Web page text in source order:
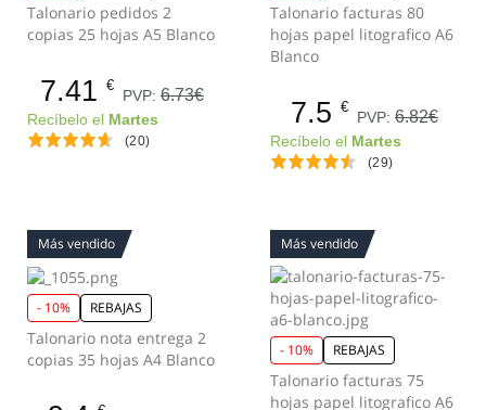
Talonario pedidos 2
copias 25 hojas A5 Blanco
7.41 €
PVP: 6.73€
Recíbelo el Martes
(20)
Talonario facturas 80
hojas papel litografico A6
Blanco
7.5 €
PVP: 6.82€
Recíbelo el Martes
(29)
Más vendido
- 10% REBAJAS
Talonario nota entrega 2
copias 35 hojas A4 Blanco
Más vendido
- 10% REBAJAS
Talonario facturas 75
hojas papel litografico A6